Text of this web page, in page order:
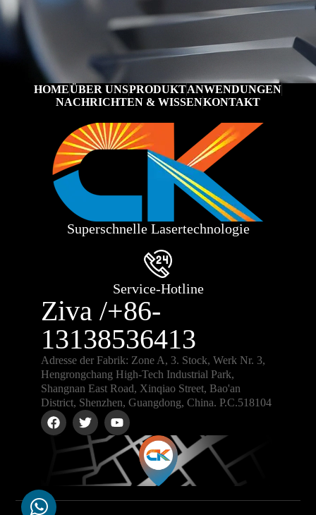
HOMEÜBER UNSPRODUKTANWENDUNGEN
NACHRICHTEN & WISSENKONTAKT
Superschnelle Lasertechnologie
Service-Hotline
Ziva /+86-
13138536413
Adresse der Fabrik: Zone A, 3. Stock, Werk Nr. 3,
Hengrongchang High-Tech Industrial Park,
Shangnan East Road, Xinqiao Street, Bao'an
District, Shenzhen, Guangdong, China. P.C.518104